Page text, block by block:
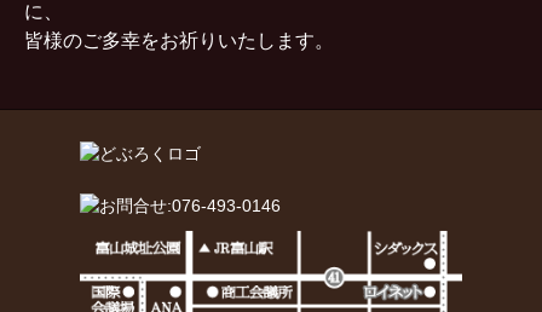
に、
皆様のご多幸をお祈りいたします。